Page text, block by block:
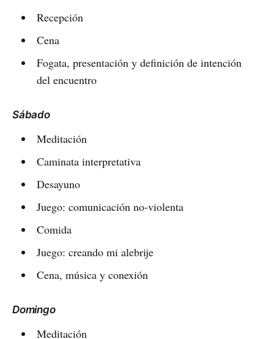
Recepción
Cena
Fogata, presentación y definición de intención
del encuentro
Sábado
Meditación
Caminata interpretativa
Desayuno
Juego: comunicación no-violenta
Comida
Juego: creando mi alebrije
Cena, música y conexión
Domingo
Meditación